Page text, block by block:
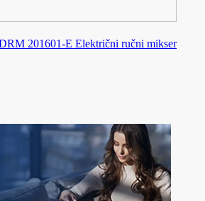
201601-E Električni ručni mikser